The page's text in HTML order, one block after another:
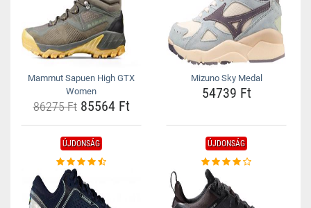
Mammut Sapuen High GTX
Women
86275 Ft85564 Ft
Mizuno Sky Medal
54739 Ft
ÚJDONSÁG ÚJDONSÁG